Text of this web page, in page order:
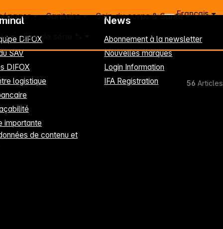
Français
Sanitaire Soin du corps & Santé
Fins de série %
56 Articles
DIFOX
SAV
DIFOX
logistique
importante
de contenu et
News
Abonnement à la newsletter
Nouvelles marques
Login Information
IFA Registration